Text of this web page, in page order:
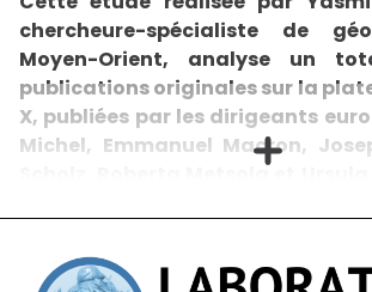
chercheure-spécialiste de
Moyen-Orient, analyse un
publications originales sur la
X, publiées par les dirigeants
Michel, Emmanuel Macron,
Scholz, Roberta Metsola et Ursula
relancer les pourparlers en vue